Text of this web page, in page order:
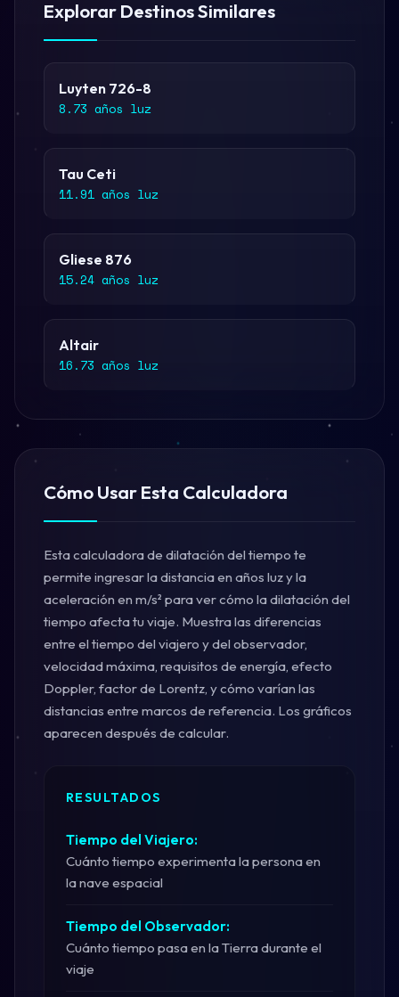
Explorar Destinos Similares
Luyten 726-8
8.73 años luz
Tau Ceti
11.91 años luz
Gliese 876
15.24 años luz
Altair
16.73 años luz
Cómo Usar Esta Calculadora
Esta calculadora de dilatación del tiempo te
permite ingresar la distancia en años luz y la
aceleración en m/s² para ver cómo la dilatación del
tiempo afecta tu viaje. Muestra las diferencias
entre el tiempo del viajero y del observador,
velocidad máxima, requisitos de energía, efecto
Doppler, factor de Lorentz, y cómo varían las
distancias entre marcos de referencia. Los gráficos
aparecen después de calcular.
RESULTADOS
Tiempo del Viajero:
Cuánto tiempo experimenta la persona en
la nave espacial
Tiempo del Observador:
Cuánto tiempo pasa en la Tierra durante el
viaje